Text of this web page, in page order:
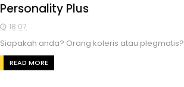
Personality Plus
18:07
Siapakah anda? Orang koleris atau plegmatis?
READ MORE